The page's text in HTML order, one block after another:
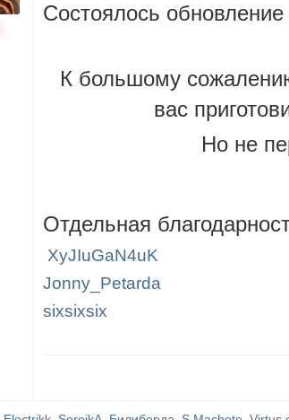
Состоялось обновление
К большому
вас
Но не
Отдельная
XyJIuGaN4uK
Jonny_Petarda
sixsixsix